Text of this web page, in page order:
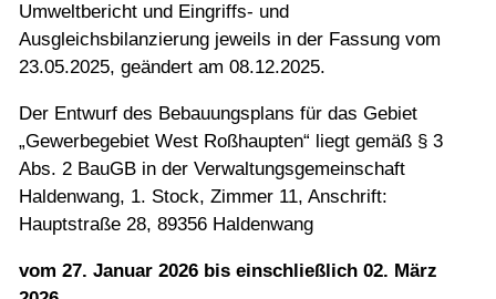
Umweltbericht und Eingriffs- und
Ausgleichsbilanzierung jeweils in der Fassung vom
23.05.2025, geändert am 08.12.2025.
Der Entwurf des Bebauungsplans für das Gebiet
„Gewerbegebiet West Roßhaupten“ liegt gemäß § 3
Abs. 2 BauGB in der Verwaltungsgemeinschaft
Haldenwang, 1. Stock, Zimmer 11, Anschrift:
Hauptstraße 28, 89356 Haldenwang
vom 27. Januar 2026 bis einschließlich 02. März